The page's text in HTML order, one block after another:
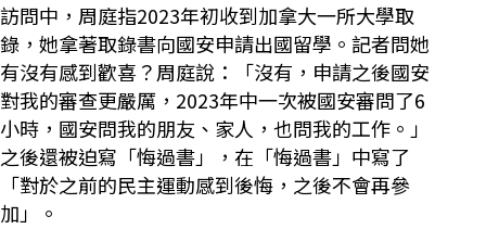
訪問中，周庭指2023年初收到加拿大一所大學取
錄，她拿著取錄書向國安申請出國留學。記者問她
有沒有感到歡喜？周庭說：「沒有，申請之後國安
對我的審查更嚴厲，2023年中一次被國安審問了6
小時，國安問我的朋友、家人，也問我的工作。」
之後還被迫寫「悔過書」，在「悔過書」中寫了
「對於之前的民主運動感到後悔，之後不會再參
加」。